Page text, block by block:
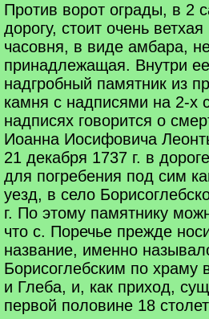
Против ворот ограды, в 2
дорогу, стоит очень
часовня, в виде амбара,
принадлежащая. Внутри
надгробный памятник из
камня с надписями на 2-х
надписях говорится о
Иоанна Иосифовича
21 декабря 1737 г. в
для погребения под сим
уезд, в село
г. По этому памятнику
что с. Поречье прежде
название, именно
Борисоглебским по храму
и Глеба, и, как приход,
первой половине 18